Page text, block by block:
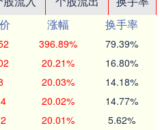
涨幅
换手率
396.89% 79.39%
20.21% 16.80%
20.03% 14.18%
20.02% 14.77%
20.01% 5.62%